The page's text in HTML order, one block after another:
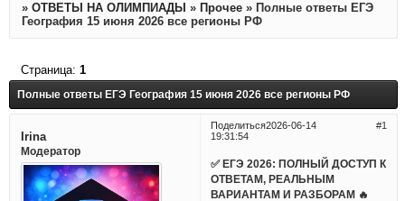
» ОТВЕТЫ НА ОЛИМПИАДЫ » Прочее » Полные ответы ЕГЭ
География 15 июня 2026 все регионы РФ
Полные ответы ЕГЭ География 15 июня 2026 все регионы РФ
Страница: 1
Поделиться 1
2026-06-14
19:31:54
Irina
Модератор
✅ ЕГЭ 2026: ПОЛНЫЙ ДОСТУП К
ОТВЕТАМ, РЕАЛЬНЫМ
ВАРИАНТАМ И РАЗБОРАМ 🔥